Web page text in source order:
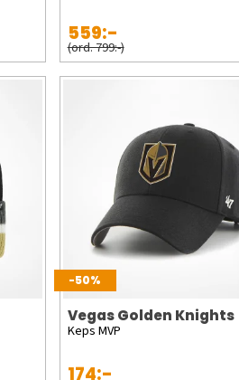
559:-
(ord. 799:-)
-50%
Vegas Golden Knights
Keps MVP
174:-